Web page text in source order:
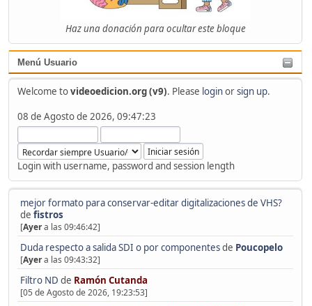
Haz una donación para ocultar este bloque
Menú Usuario
Welcome tovideoedicion.org (v9). Please loginorsign up.
08 de Agosto de 2026, 09:47:23
Login with username, password and session length
mejor formato para conservar-editar digitalizaciones de VHS?
de fistros
[Ayera las 09:46:42]
Duda respecto a salida SDI o por componentesde Poucopelo
[Ayera las 09:43:32]
Filtro ND de Ramón Cutanda
[05 de Agosto de 2026, 19:23:53]